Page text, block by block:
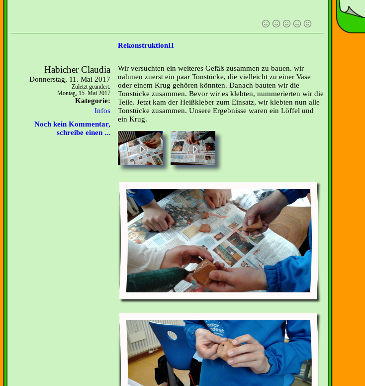
RekonstruktionII
Habicher Claudia
Donnerstag, 11. Mai 2017
Zuletzt geändert:
Montag, 15. Mai 2017
Kategorie:
Infos
Noch kein Kommentar,
schreibe einen ...
Wir versuchten ein weiteres Gefäß zusammen zu bauen. wir
nahmen zuerst ein paar Tonstücke, die vielleicht zu einer Vase
oder einem Krug gehören könnten. Danach bauten wir die
Tonstücke zusammen. Bevor wir es klebten, nummerierten wir die
Teile. Jetzt kam der Heißkleber zum Einsatz, wir klebten nun alle
Tonstücke zusammen. Unsere Ergebnisse waren ein Löffel und
ein Krug.